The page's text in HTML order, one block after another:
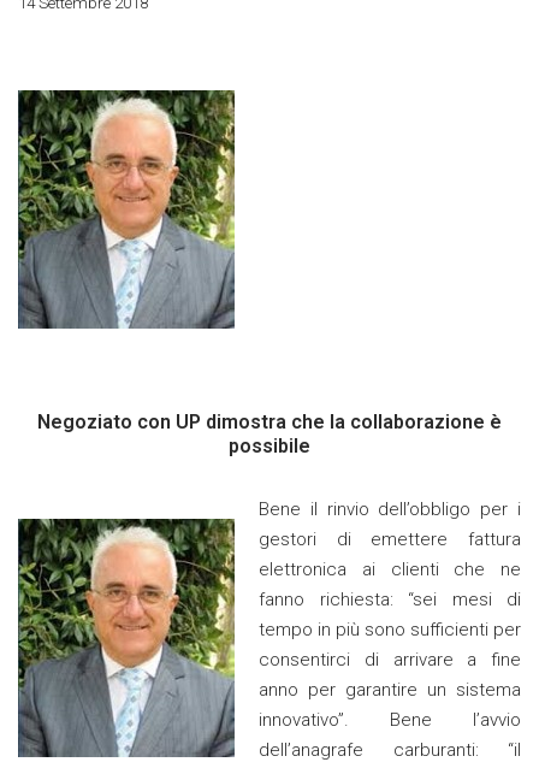
Negoziato con UP dimostra che la collaborazione è
possibile
Bene il rinvio dell’obbligo per i
gestori di emettere fattura
elettronica ai clienti che ne
fanno richiesta: “sei mesi di
tempo in più sono sufficienti per
consentirci di arrivare a fine
anno per garantire un sistema
innovativo”. Bene l’avvio
dell’anagrafe carburanti: “il